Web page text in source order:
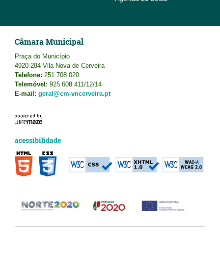
Câmara Municipal
Praça do Município
4920-284 Vila Nova de Cerveira
Telefone: 251 708 020
Telemóvel: 925 608 411/12/14
E-mail: geral@cm-vncerveira.pt
acessibilidade